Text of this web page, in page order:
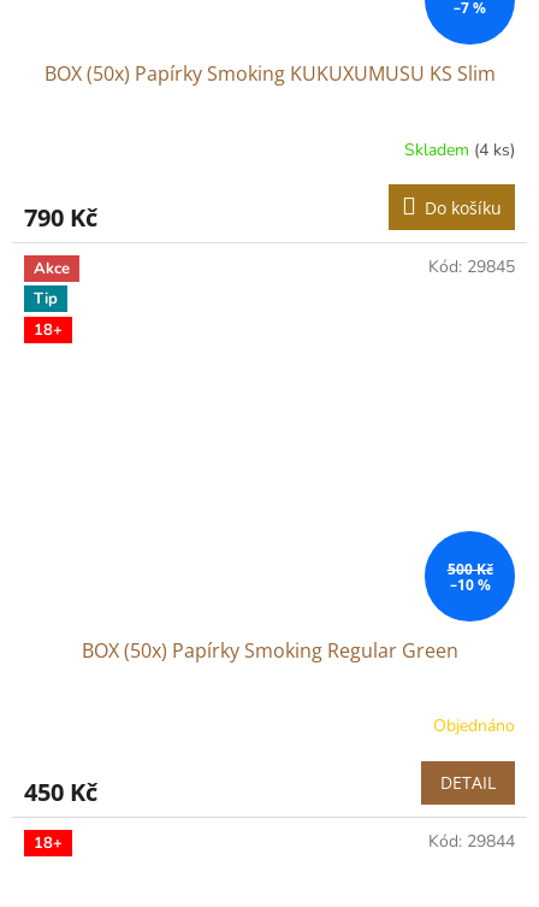
–7 %
BOX (50x) Papírky Smoking KUKUXUMUSU KS Slim
Skladem (4 ks)
790 Kč Do košíku
Akce
Tip
18+
500 Kč
–10 %
BOX (50x) Papírky Smoking Regular Green
Objednáno
450 Kč DETAIL
Kód: 29845
18+ Kód: 29844